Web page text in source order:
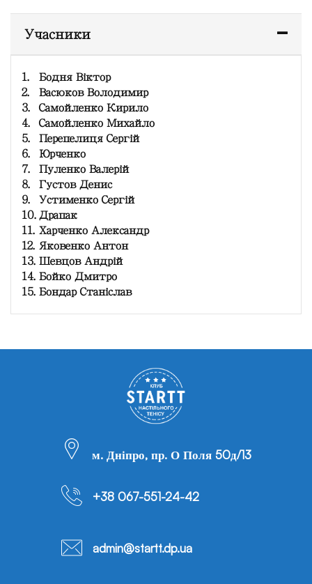
Учасники
1.
Бодня Віктор
2.
Васюков Володимир
3.
Самойленко Кирило
4.
Самойленко Михайло
5.
Перепелиця Сергій
6.
Юрченко
7.
Пуленко Валерій
8.
Густов Денис
9.
Устименко Сергій
10.Драпак
11. Харченко Александр
12. Яковенко Антон
13. Шевцов Андрій
14. Бойко Дмитро
15. Бондар Станіслав
м. Дніпро, пр. О Поля 50д/13
+38 067-551-24-42
admin@startt.dp.ua